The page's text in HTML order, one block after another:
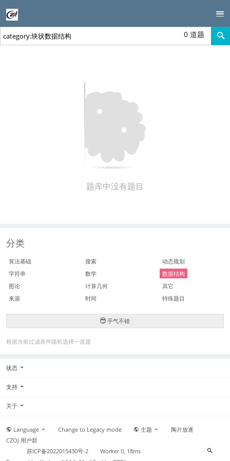
0 道题
题库中没有题目
分类
算法基础 搜索
动态规划
字符串
数学
数据结构
图论
计算几何
其它
来源
时间 特殊题目
手气不错
根据当前过滤条件随机选择一道题
状态
支持
关于
Language Change to Legacy mode 主题
陶片放逐
CZOJ 用户群
苏ICP备2022015430号-2
Worker 0, 18ms